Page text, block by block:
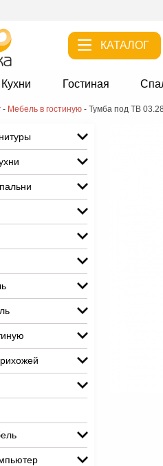
КАТАЛОГ
Кухни Гостиная
- Мебель в гостиную - Тумба под ТВ